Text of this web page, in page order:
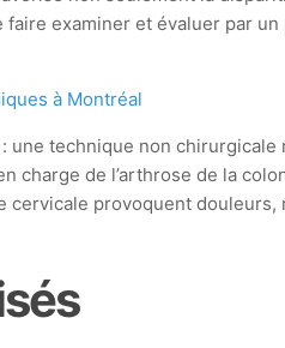
examiner et évaluer par
à Montréal
une technique non chirurgicale
charge de l’arthrose de la
cervicale provoquent douleurs,